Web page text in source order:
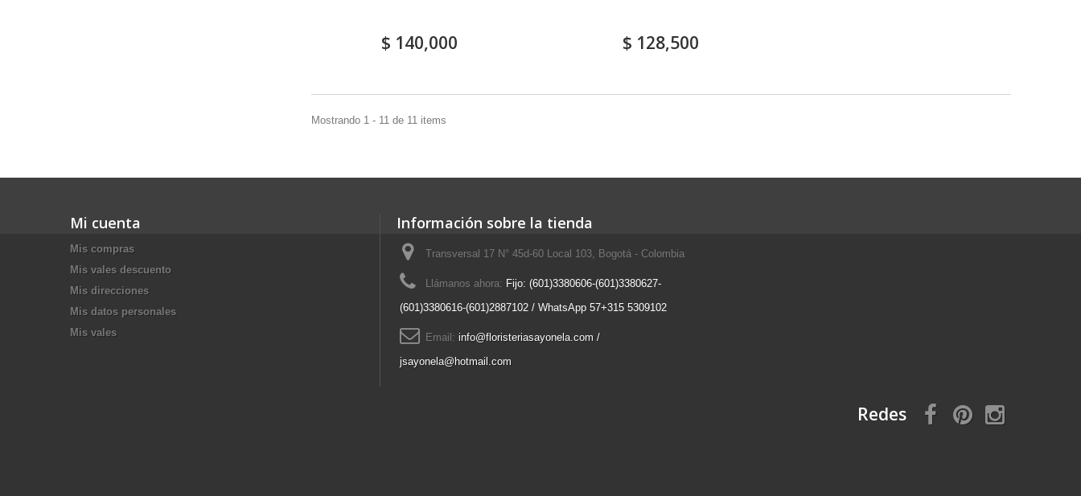
$ 140,000 $ 128,500
Mostrando 1 - 11 de 11 items
Mi cuenta
Mis compras
Mis vales descuento
Mis direcciones
Mis datos personales
Mis vales
Información sobre la tienda
Transversal 17 N° 45d-60 Local 103, Bogotá - Colombia
Llámanos ahora: Fijo: (601)3380606-(601)3380627-
(601)3380616-(601)2887102 / WhatsApp 57+315 5309102
Email: info@floristeriasayonela.com /
jsayonela@hotmail.com
Redes